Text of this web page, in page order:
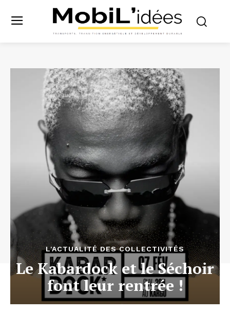
L'ACTUALITÉ DES COLLECTIVITÉS
Le Kabardock et le Séchoir
font leur rentrée !